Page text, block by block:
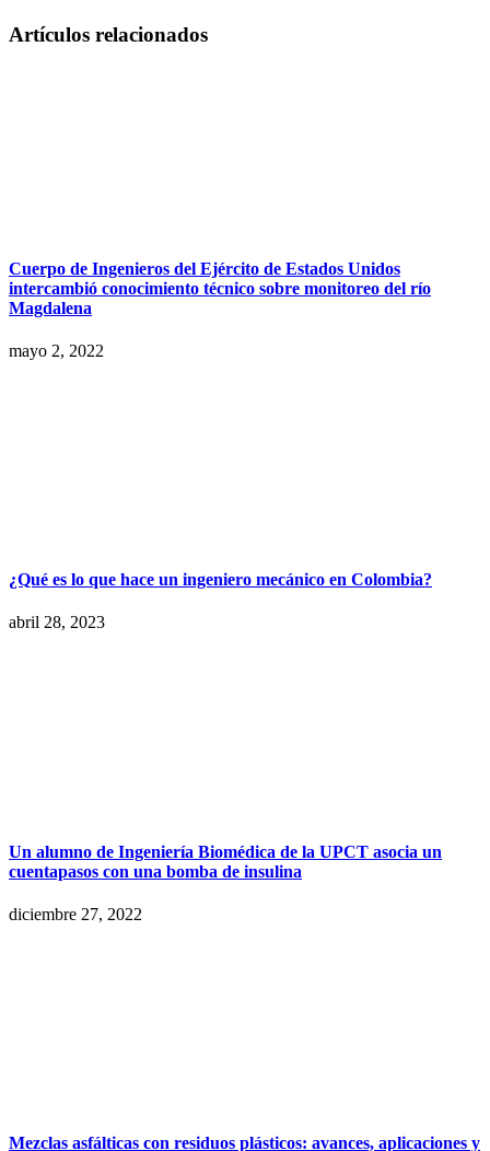
Artículos relacionados
Cuerpo de Ingenieros del Ejército de Estados Unidos
intercambió conocimiento técnico sobre monitoreo del río
Magdalena
mayo 2, 2022
¿Qué es lo que hace un ingeniero mecánico en Colombia?
abril 28, 2023
Un alumno de Ingeniería Biomédica de la UPCT asocia un
cuentapasos con una bomba de insulina
diciembre 27, 2022
Mezclas asfálticas con residuos plásticos: avances, aplicaciones y